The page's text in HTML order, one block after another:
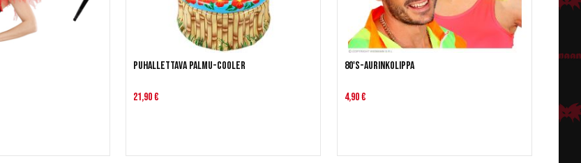
Puhallettava Palmu-cooler
21,90 €
80's-aurinkolippa
4,90 €